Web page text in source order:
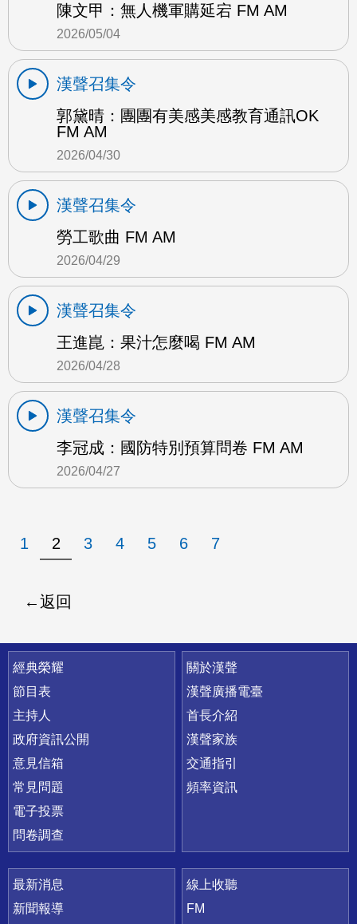
陳文甲：無人機軍購延宕 FM AM
2026/05/04
漢聲召集令
郭黛晴：團團有美感美感教育通訊OK
FM AM
2026/04/30
漢聲召集令
勞工歌曲 FM AM
2026/04/29
漢聲召集令
王進崑：果汁怎麼喝 FM AM
2026/04/28
漢聲召集令
李冠成：國防特別預算問卷 FM AM
2026/04/27
1 2 3 4 5 6 7
返回
快速連結
經典榮耀
節目表
主持人
政府資訊公開
意見信箱
常見問題
電子投票
問卷調查
關於漢聲
漢聲廣播電臺
首長介紹
漢聲家族
交通指引
頻率資訊
最新消息
新聞報導
線上收聽
FM